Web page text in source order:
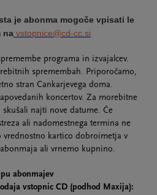
je abonma mogoče vpisati le
na vstopnice@cd-cc.si
programa in izvajalcev.
spremembah. Priporočamo,
stran Cankarjevega doma.
koncertov. Za morebitne
najti nove datume. Če
ali nadomestnega termina ne
kartico dobroimetja v
ali vrnemo kupnino.
abonmajev
vstopnic CD (podhod Maxija):